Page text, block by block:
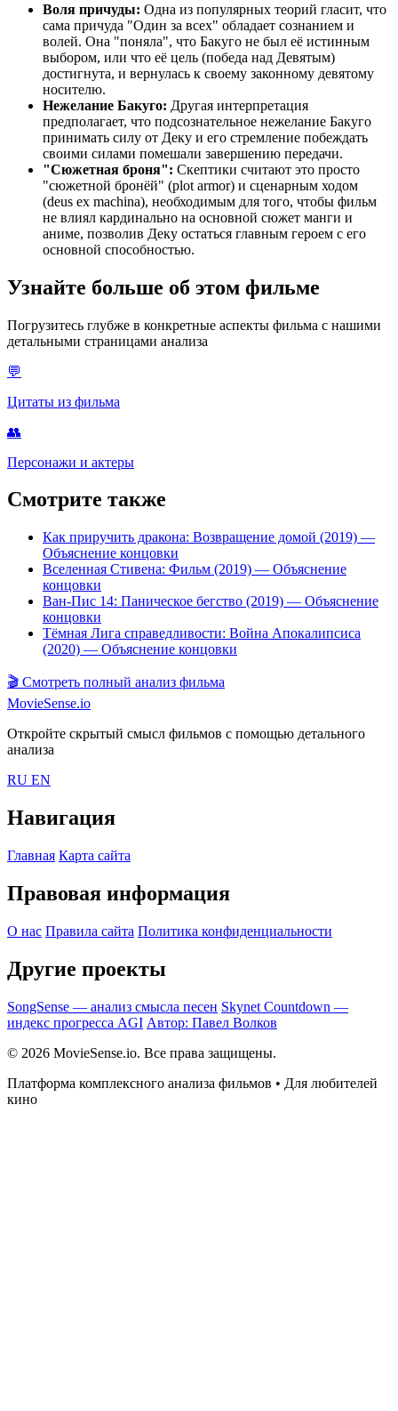
Воля причуды: Одна из популярных теорий гласит, что
сама причуда "Один за всех" обладает сознанием и
волей. Она "поняла", что Бакуго не был её истинным
выбором, или что её цель (победа над Девятым)
достигнута, и вернулась к своему законному девятому
носителю.
Нежелание Бакуго: Другая интерпретация
предполагает, что подсознательное нежелание Бакуго
принимать силу от Деку и его стремление побеждать
своими силами помешали завершению передачи.
"Сюжетная броня": Скептики считают это просто
"сюжетной бронёй" (plot armor) и сценарным ходом
(deus ex machina), необходимым для того, чтобы фильм
не влиял кардинально на основной сюжет манги и
аниме, позволив Деку остаться главным героем с его
основной способностью.
Узнайте больше об этом фильме
Погрузитесь глубже в конкретные аспекты фильма с нашими
детальными страницами анализа
💬
Цитаты из фильма
👥
Персонажи и актеры
Смотрите также
Как приручить дракона: Возвращение домой (2019) —
Объяснение концовки
Вселенная Стивена: Фильм (2019) — Объяснение
концовки
Ван-Пис 14: Паническое бегство (2019) — Объяснение
концовки
Тёмная Лига справедливости: Война Апокалипсиса
(2020) — Объяснение концовки
🎬 Смотреть полный анализ фильма
MovieSense.io
Откройте скрытый смысл фильмов с помощью детального
анализа
RU EN
Навигация
Главная Карта сайта
Правовая информация
О нас Правила сайта Политика конфиденциальности
Другие проекты
SongSense — анализ смысла песен Skynet Countdown —
индекс прогресса AGI Автор: Павел Волков
© 2026 MovieSense.io. Все права защищены.
Платформа комплексного анализа фильмов • Для любителей
кино